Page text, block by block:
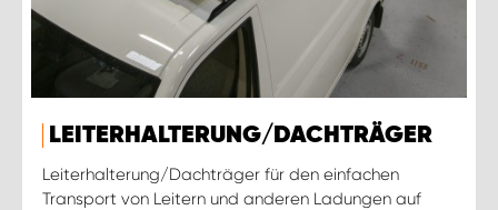
LEITERHALTERUNG/DACHTRÄGER
Leiterhalterung/Dachträger für den einfachen
Transport von Leitern und anderen Ladungen auf